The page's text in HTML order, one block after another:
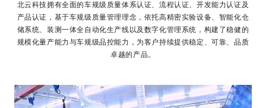
北云科技拥有全面的车规级质量体系认证、流程认证、开发能力认证及
产品认证，基于车规级质量管理理念，依托高精密实验设备、智能化仓
储系统、装测一体全自动化生产线以及数字化管理系统，构建了稳健的
规模化量产能力与车规级品控能力，为客户持续提供稳定、可靠、品质
卓越的产品。